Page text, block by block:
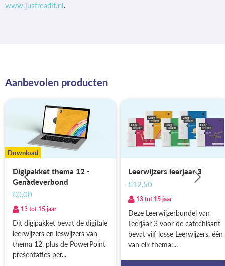
www.justreadit.nl.
Aanbevolen producten
Download
Digipakket thema 12 -
Genadeverbond
€0,00
13 tot 15 jaar
Dit digipakket bevat de digitale
leerwijzers en leswijzers van
thema 12, plus de PowerPoint
presentaties per...
Leerwijzers leerjaar 3
€12,50
13 tot 15 jaar
Deze Leerwijzerbundel van
Leerjaar 3 voor de catechisant
bevat vijf losse Leerwijzers, één
van elk thema:...